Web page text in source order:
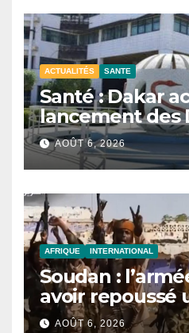
ACTUALITÉS SANTE
Santé : Dakar
lancement des
stratégiques
réformes.
AOÛT 6, 2026
AFRIQUE INTERNATIONAL
Soudan :
avoir repoussé
des FSR au
AOÛT 6, 2026